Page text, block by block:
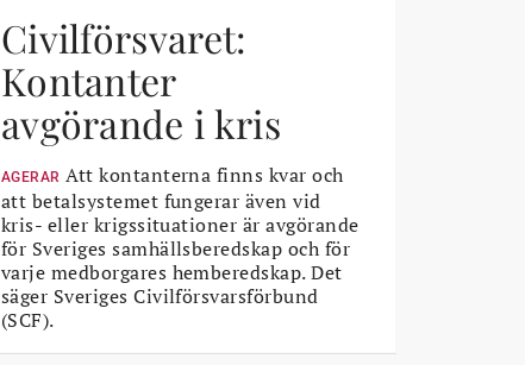
Civilförsvaret:
Kontanter
avgörande i kris
AGERAR Att kontanterna finns kvar och
att betalsystemet fungerar även vid
kris- eller krigssituationer är avgörande
för Sveriges samhällsberedskap och för
varje medborgares hemberedskap. Det
säger Sveriges Civilförsvarsförbund
(SCF).